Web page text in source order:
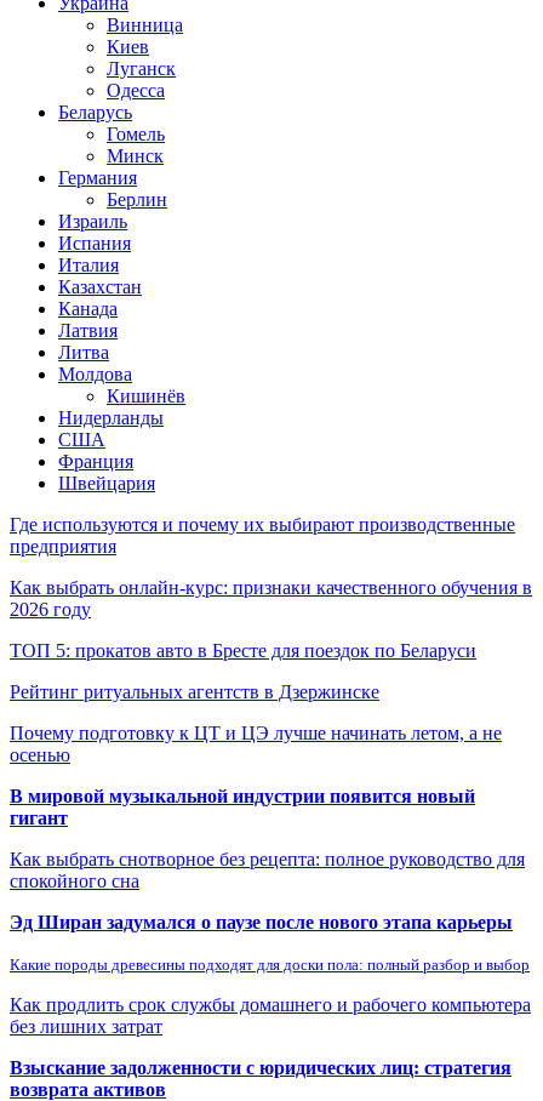
Винница
Киев
Луганск
Одесса
Беларусь
Гомель
Минск
Германия
Берлин
Израиль
Испания
Италия
Казахстан
Канада
Латвия
Литва
Молдова
Кишинёв
Нидерланды
США
Франция
Швейцария
Где используются и почему их выбирают производственные
предприятия
Как выбрать онлайн-курс: признаки качественного обучения в
2026 году
ТОП 5: прокатов авто в Бресте для поездок по Беларуси
Рейтинг ритуальных агентств в Дзержинске
Почему подготовку к ЦТ и ЦЭ лучше начинать летом, а не
осенью
В мировой музыкальной индустрии появится новый
гигант
Как выбрать снотворное без рецепта: полное руководство для
спокойного сна
Эд Ширан задумался о паузе после нового этапа карьеры
Какие породы древесины подходят для доски пола: полный разбор и выбор
Как продлить срок службы домашнего и рабочего компьютера
без лишних затрат
Взыскание задолженности с юридических лиц: стратегия
возврата активов